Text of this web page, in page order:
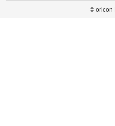
弊社の見解・ 意見ではないことをご理解いた
このサイトでは Cookie を使用して、ユーザ
© oricon